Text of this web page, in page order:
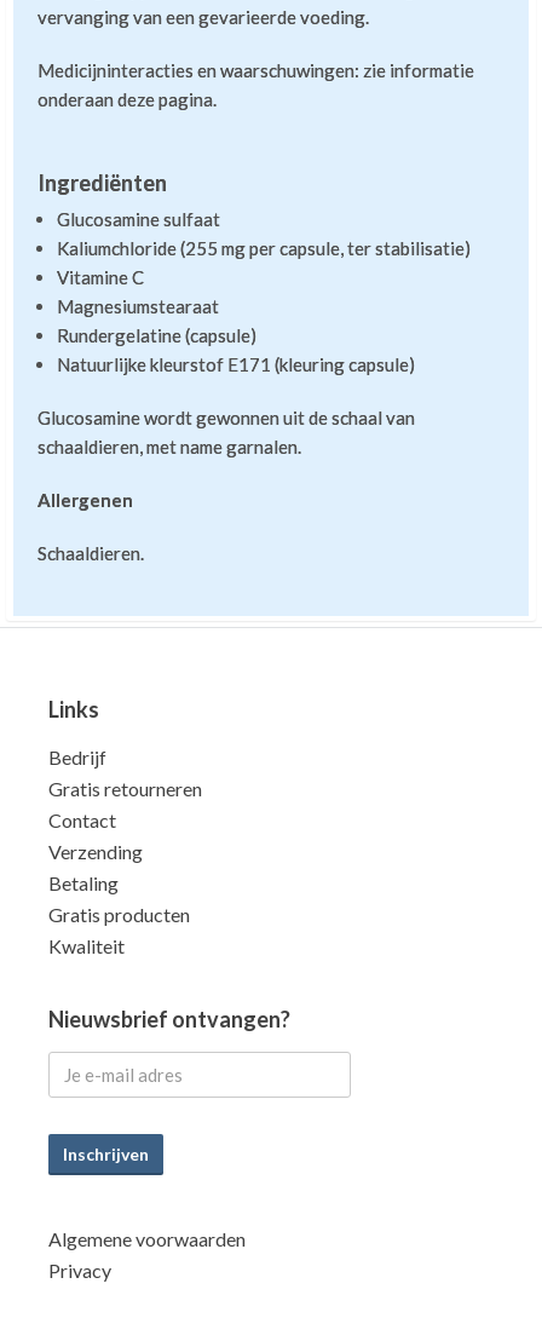
vervanging van een gevarieerde voeding.
Medicijninteracties en waarschuwingen: zie informatie
onderaan deze pagina.
Ingrediënten
Glucosamine sulfaat
Kaliumchloride (255 mg per capsule, ter stabilisatie)
Vitamine C
Magnesiumstearaat
Rundergelatine (capsule)
Natuurlijke kleurstof E171 (kleuring capsule)
Glucosamine wordt gewonnen uit de schaal van
schaaldieren, met name garnalen.
Allergenen
Schaaldieren.
Links
Bedrijf
Gratis retourneren
Contact
Verzending
Betaling
Gratis producten
Kwaliteit
Nieuwsbrief ontvangen?
Inschrijven
Algemene voorwaarden
Privacy